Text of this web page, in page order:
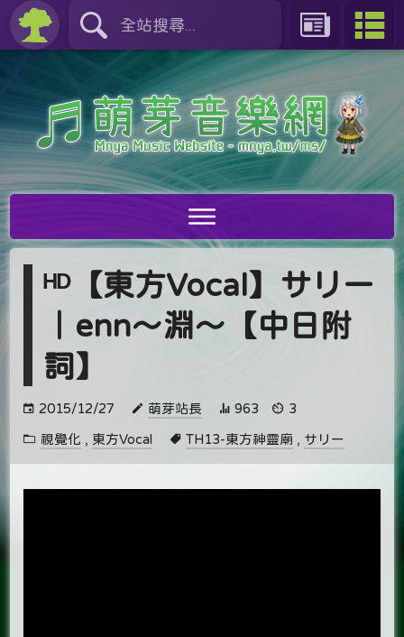
ᴴᴰ【東方Vocal】サリー
｜enn～淵～【中日附
詞】
2015/12/27 萌芽站長 963 3
視覺化 , 東方Vocal TH13-東方神靈廟 , サリー